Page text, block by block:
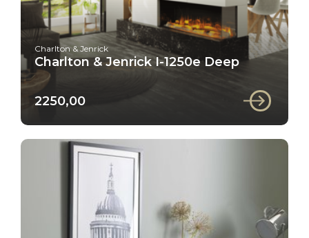
Charlton & Jenrick
Charlton & Jenrick I-1250e Deep
2250,00